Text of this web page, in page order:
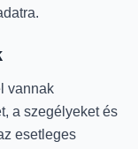
vannak
a szegélyeket és
esetleges